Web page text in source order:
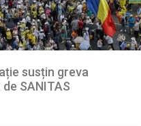
susțin greva
SANITAS